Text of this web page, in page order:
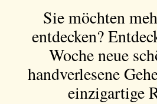
Sie möchten
entdecken?
Woche neue
handverlesene
einzigartige